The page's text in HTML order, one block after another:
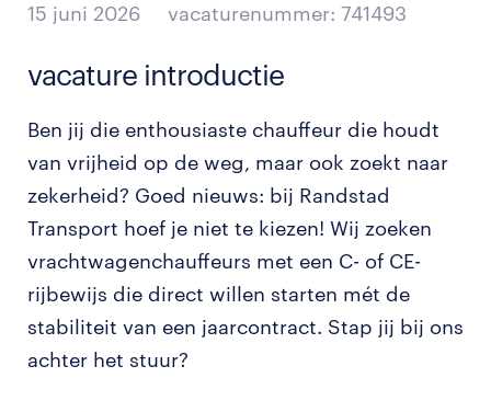
15 juni 2026 vacaturenummer: 741493
vacature introductie
Ben jij die enthousiaste chauffeur die houdt
van vrijheid op de weg, maar ook zoekt naar
zekerheid? Goed nieuws: bij Randstad
Transport hoef je niet te kiezen! Wij zoeken
vrachtwagenchauffeurs met een C- of CE-
rijbewijs die direct willen starten mét de
stabiliteit van een jaarcontract. Stap jij bij ons
achter het stuur?